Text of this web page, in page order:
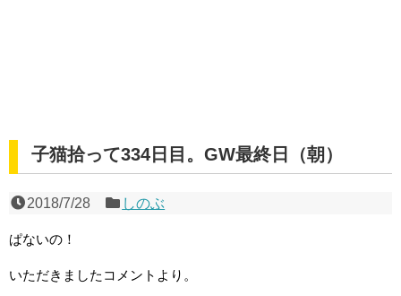
子猫拾って334日目。GW最終日（朝）
2018/7/28 しのぶ
ぱないの！
いただきましたコメントより。